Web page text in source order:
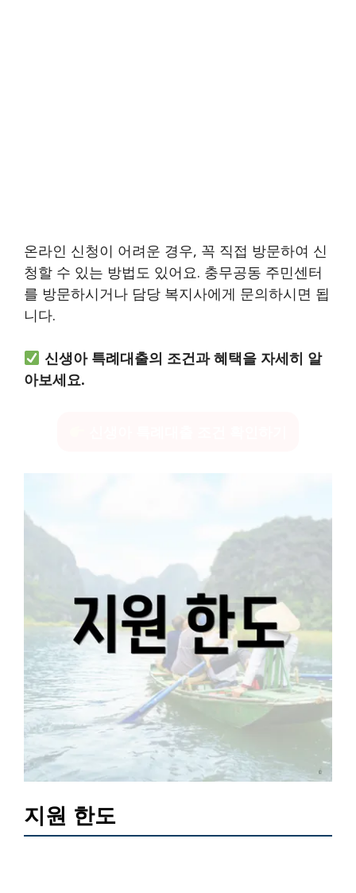
온라인 신청이 어려운 경우, 꼭 직접 방문하여 신
청할 수 있는 방법도 있어요. 충무공동 주민센터
를 방문하시거나 담당 복지사에게 문의하시면 됩
니다.
신생아 특례대출의 조건과 혜택을 자세히 알
아보세요.
지원 한도